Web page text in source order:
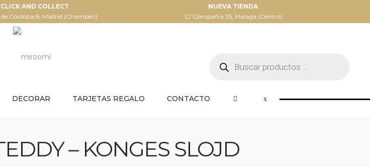
CLICK AND COLLECT
Córdoba 8, Madrid (Chamberí)
NUEVA TIENDA
C/ Compañia 35, Málaga (Centro)
productos
DECORAR TARJETAS REGALO CONTACTO
– KONGES SLOJD